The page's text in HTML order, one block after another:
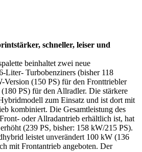
schneller, leiser und
beinhaltet zwei neue
Liter- Turbobenziners (bisher 118
Version (150 PS) für den Fronttriebler
PS) für den Allradler. Die stärkere
zum Einsatz und ist dort mit
kombiniert. Die Gesamtleistung des
oder Allradantrieb erhältlich ist, hat
(239 PS, bisher: 158 kW/215 PS).
leistet unverändert 100 kW (136
mit Frontantrieb angeboten. Der